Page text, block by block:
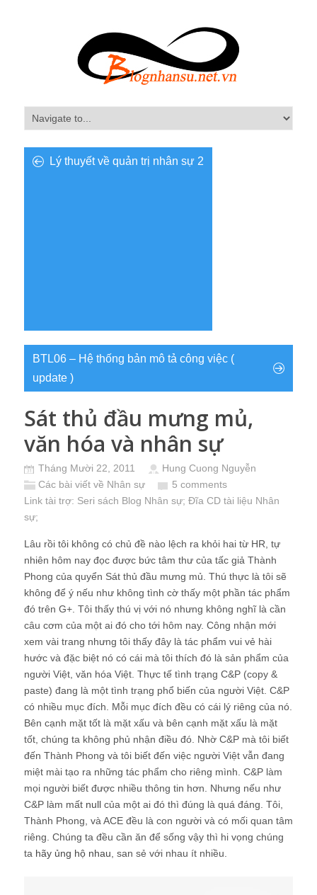
Lý thuyết về quản trị nhân sự 2
BTL06 – Hệ thống bản mô tả công việc (
update )
Sát thủ đầu mưng mủ,
văn hóa và nhân sự
Tháng Mười 22, 2011
Hung Cuong Nguyễn
Các bài viết về Nhân sự
5 comments
Link tài trợ: Seri sách Blog Nhân sự; Đĩa CD tài liệu Nhân
sự;
Lâu rồi tôi không có chủ đề nào lệch ra khỏi hai từ HR, tự
nhiên hôm nay đọc được bức tâm thư của tấc giả Thành
Phong của quyển Sát thủ đầu mưng mủ. Thú thực là tôi sẽ
không để ý nếu như không tình cờ thấy một phần tác phẩm
đó trên G+. Tôi thấy thú vị với nó nhưng không nghĩ là cần
câu cơm của một ai đó cho tới hôm nay. Công nhận mới
xem vài trang nhưng tôi thấy đây là tác phẩm vui vẻ hài
hước và đặc biệt nó có cái mà tôi thích đó là sản phẩm của
người Việt, văn hóa Việt. Thực tế tình trạng C&P (copy &
paste) đang là một tình trạng phổ biến của người Việt. C&P
có nhiều mục đích. Mỗi mục đích đều có cái lý riêng của nó.
Bên cạnh mặt tốt là mặt xấu và bên cạnh mặt xấu là mặt
tốt, chúng ta không phủ nhận điều đó. Nhờ C&P mà tôi biết
đến Thành Phong và tôi biết đến việc người Việt vẫn đang
miệt mài tạo ra những tác phẩm cho riêng mình. C&P làm
mọi người biết được nhiều thông tin hơn. Nhưng nếu như
C&P làm mất null của một ai đó thì đúng là quá đáng. Tôi,
Thành Phong, và ACE đều là con người và có mối quan tâm
riêng. Chúng ta đều cần ăn để sống vậy thì hi vọng chúng
ta hãy ủng hộ nhau , san sẻ với nhau ít nhiều.